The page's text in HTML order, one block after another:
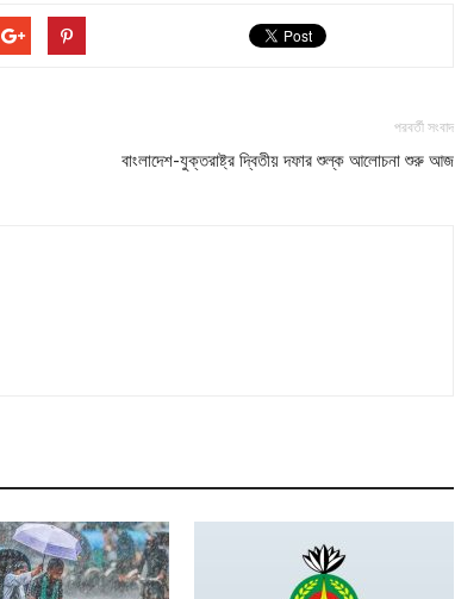
পরবর্তী সংবাদ
বাংলাদেশ-যুক্তরাষ্ট্র দ্বিতীয় দফার শুল্ক আলোচনা শুরু আজ